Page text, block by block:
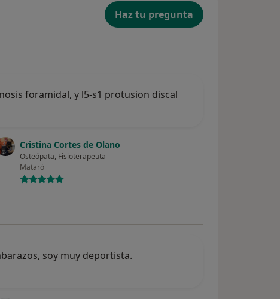
Haz tu pregunta
foramidal, y l5-s1 protusion discal
Cristina Cortes de Olano
Osteópata, Fisioterapeuta
Mataró
soy muy deportista.